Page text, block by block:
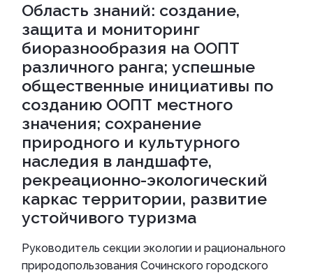
Область знаний: создание,
защита и мониторинг
биоразнообразия на ООПТ
различного ранга; успешные
общественные инициативы по
созданию ООПТ местного
значения; сохранение
природного и культурного
наследия в ландшафте,
рекреационно-экологический
каркас территории, развитие
устойчивого туризма
Руководитель секции экологии и рационального
природопользования Сочинского городского